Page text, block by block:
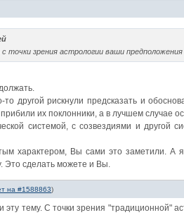
точки зрения астрологии ваши предположения
другой рискнули предсказать и
их поклонники, а в лучшем случае
системой, с созвездиями и другой
характером, Вы сами это заметили. А я
Это сделать можете и Вы.
на #1588863)
эту тему. С точки зрения "традиционной"